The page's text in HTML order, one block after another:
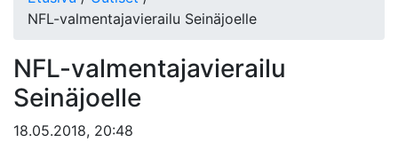
NFL-valmentajavierailu Seinäjoelle
NFL-valmentajavierailu
Seinäjoelle
18.05.2018, 20:48